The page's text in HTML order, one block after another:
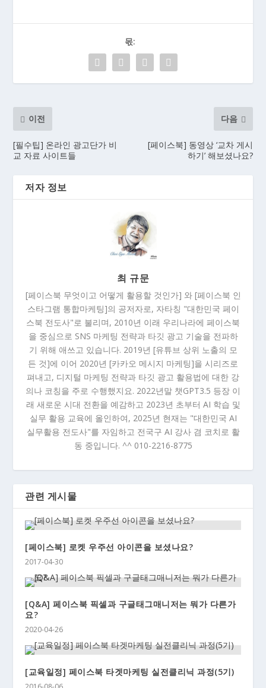
몫:
이전
[필수팁] 온라인 광고단가 비
교 자료 사이트들
다음
[페이스북] 동영상 ‘교차 게시
하기’ 해보셨나요?
저자 정보
최 규문
[페이스북 무엇이고 어떻게 활용할 것인가] 와 [페이스북 인
스타그램 통합마케팅]의 공저자로, 자타칭 "대한민국 페이
스북 전도사"로 불리며, 2010년 이래 우리나라에 페이스북
을 중심으로 SNS 마케팅 전략과 타깃 광고 기술을 전파하
기 위해 애쓰고 있습니다. 2019년 [유튜브 상위 노출의 모
든 것]에 이어 2020년 [카카오 메시지 마케팅]을 시리즈로
펴내고, 디지털 마케팅 전략과 타깃 광고 활용법에 대한 강
의나 코칭을 주로 수행했지요. 2022년말 챗GPT3.5 등장 이
래 새로운 시대 전환을 예감하고 2023년 초부터 AI 학습 및
실무 활용 교육에 올인하여, 2025년 현재는 "대한민국 AI
실무활용 전도사"를 자임하고 전국구 AI 강사 겸 코치로 활
동 중입니다. ^^ 010-2216-8775
관련 게시물
[페이스북] 로켓 우주선 아이콘을 보셨나요?
2017-04-30
[Q&A] 페이스북 픽셀과 구글태그매니저는 뭐가 다른가
요?
2020-04-26
[교육일정] 페이스북 타겟마케팅 실전클리닉 과정(5기)